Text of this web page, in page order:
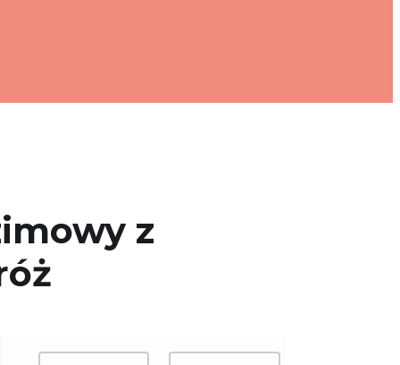
z